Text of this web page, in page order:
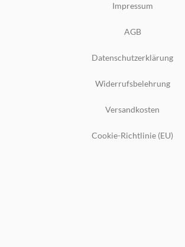
Impressum
AGB
Datenschutzerklärung
Widerrufsbelehrung
Versandkosten
Cookie-Richtlinie (EU)